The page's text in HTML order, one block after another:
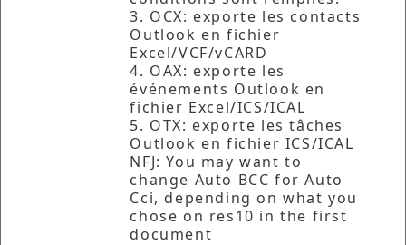
3. OCX: exporte les contacts
Outlook en fichier
Excel/VCF/vCARD
4. OAX: exporte les
événements Outlook en
fichier Excel/ICS/ICAL
5. OTX: exporte les tâches
Outlook en fichier ICS/ICAL
NFJ: You may want to
change Auto BCC for Auto
Cci, depending on what you
chose on res10 in the first
document